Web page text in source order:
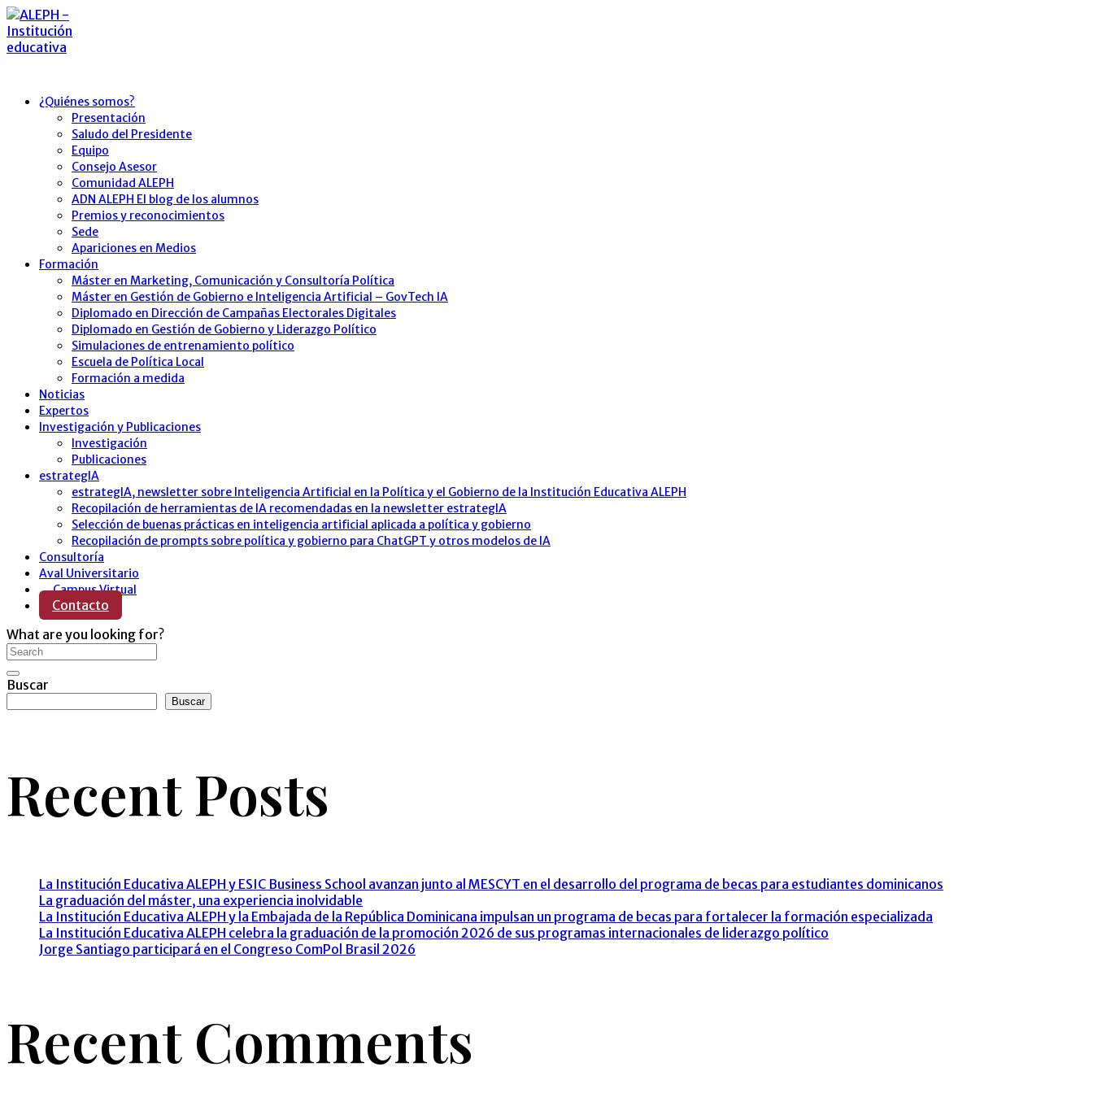
¿Quiénes somos?
Presentación
Saludo del Presidente
Equipo
Consejo Asesor
Comunidad ALEPH
ADN ALEPH El blog de los alumnos
Premios y reconocimientos
Sede
Apariciones en Medios
Formación
Máster en Marketing, Comunicación y Consultoría Política
Máster en Gestión de Gobierno e Inteligencia Artificial – GovTech IA
Diplomado en Dirección de Campañas Electorales Digitales
Diplomado en Gestión de Gobierno y Liderazgo Político
Simulaciones de entrenamiento político
Escuela de Política Local
Formación a medida
Noticias
Expertos
Investigación y Publicaciones
Investigación
Publicaciones
estrategIA
estrategIA, newsletter sobre Inteligencia Artificial en la Política y el Gobierno de la Institución Educativa ALEPH
Recopilación de herramientas de IA recomendadas en la newsletter estrategIA
Selección de buenas prácticas en inteligencia artificial aplicada a política y gobierno
Recopilación de prompts sobre política y gobierno para ChatGPT y otros modelos de IA
Consultoría
Aval Universitario
Campus Virtual
Contacto
What are you looking for?
Buscar
Buscar
Recent Posts
La Institución Educativa ALEPH y ESIC Business School avanzan junto al MESCYT en el desarrollo del programa de becas para estudiantes dominicanos
La graduación del máster, una experiencia inolvidable
La Institución Educativa ALEPH y la Embajada de la República Dominicana impulsan un programa de becas para fortalecer la formación especializada
La Institución Educativa ALEPH celebra la graduación de la promoción 2026 de sus programas internacionales de liderazgo político
Jorge Santiago participará en el Congreso ComPol Brasil 2026
Recent Comments